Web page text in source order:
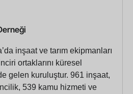
inşaat ve tarım ekipmanları
ortaklarını küresel
gelen kuruluştur. 961 inşaat,
539 kamu hizmeti ve